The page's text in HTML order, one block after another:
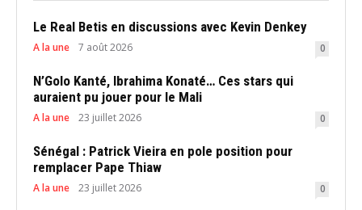
Le Real Betis en discussions avec Kevin Denkey
A la une 7 août 2026 0
N’Golo Kanté, Ibrahima Konaté… Ces stars qui
auraient pu jouer pour le Mali
A la une 23 juillet 2026 0
Sénégal : Patrick Vieira en pole position pour
remplacer Pape Thiaw
A la une 23 juillet 2026 0